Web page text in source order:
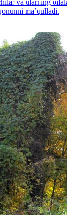
va ularning
ma’qulladi.